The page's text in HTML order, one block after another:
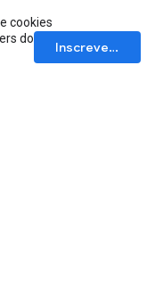
cookies
do
Inscrever-se